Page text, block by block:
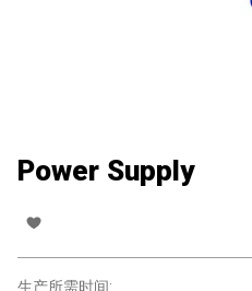
Power Supply
生产所需时间: